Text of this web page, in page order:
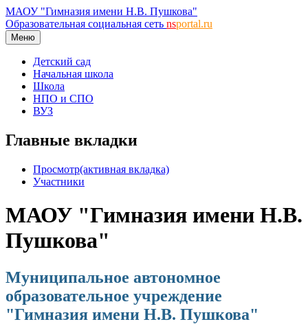
МАОУ "Гимназия имени Н.В. Пушкова"
Образовательная социальная сеть nsportal.ru
Меню
Детский сад
Начальная школа
Школа
НПО и СПО
ВУЗ
Главные вкладки
Просмотр(активная вкладка)
Участники
МАОУ "Гимназия имени Н.В.
Пушкова"
Муниципальное автономное
образовательное учреждение
"Гимназия имени Н.В. Пушкова"